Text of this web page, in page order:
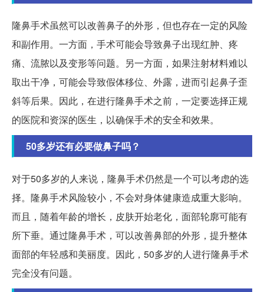
隆鼻手术虽然可以改善鼻子的外形，但也存在一定的风险
和副作用。一方面，手术可能会导致鼻子出现红肿、疼
痛、流脓以及变形等问题。另一方面，如果注射材料难以
取出干净，可能会导致假体移位、外露，进而引起鼻子歪
斜等后果。因此，在进行隆鼻手术之前，一定要选择正规
的医院和资深的医生，以确保手术的安全和效果。
50多岁还有必要做鼻子吗？
对于50多岁的人来说，隆鼻手术仍然是一个可以考虑的选
择。隆鼻手术风险较小，不会对身体健康造成重大影响。
而且，随着年龄的增长，皮肤开始老化，面部轮廓可能有
所下垂。通过隆鼻手术，可以改善鼻部的外形，提升整体
面部的年轻感和美丽度。因此，50多岁的人进行隆鼻手术
完全没有问题。